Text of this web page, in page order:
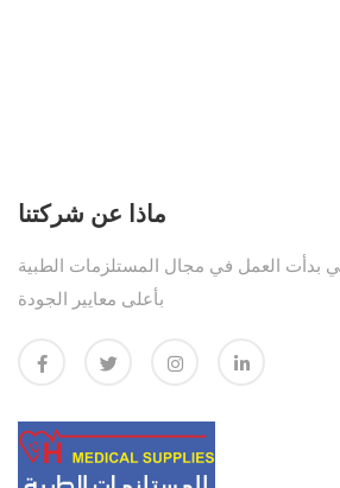
ماذا عن شركتنا
بدأت العمل في مجال المستلزمات الطبية
بأعلى معايير الجودة